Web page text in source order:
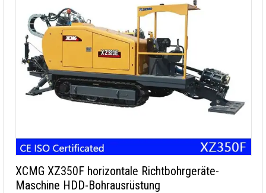
XCMG XZ350F horizontale Richtbohrgeräte-
Maschine HDD-Bohrausrüstung